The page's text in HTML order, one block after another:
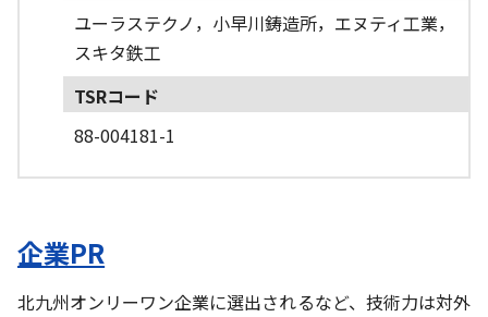
ユーラステクノ，小早川鋳造所，エヌティ工業，
スキタ鉄工
TSRコード
88-004181-1
企業PR
北九州オンリーワン企業に選出されるなど、技術力は対外